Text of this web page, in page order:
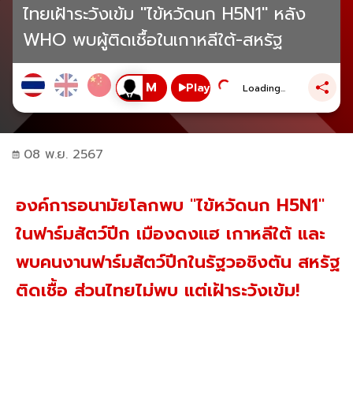
ไทยเฝ้าระวังเข้ม "ไข้หวัดนก H5N1" หลัง
WHO พบผู้ติดเชื้อในเกาหลีใต้-สหรัฐ
Play Loading...
08 พ.ย. 2567
องค์การอนามัยโลกพบ "ไข้หวัดนก H5N1"
ในฟาร์มสัตว์ปีก เมืองดงแฮ เกาหลีใต้ และ
พบคนงานฟาร์มสัตว์ปีกในรัฐวอชิงตัน สหรัฐ
ติดเชื้อ ส่วนไทยไม่พบ แต่เฝ้าระวังเข้ม!